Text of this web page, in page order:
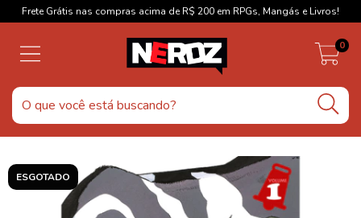
Frete Grátis nas compras acima de R$ 200 em RPGs, Mangás e Livros!
0
ESGOTADO